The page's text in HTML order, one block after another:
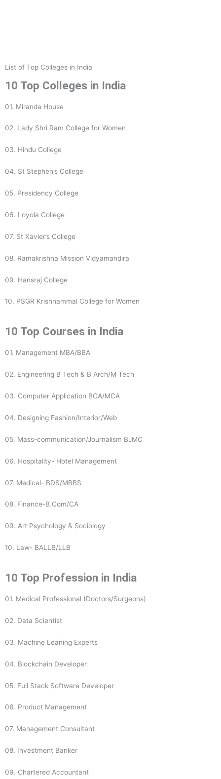
List of Top Colleges in India
10 Top Colleges in India
01. Miranda House
02. Lady Shri Ram College for Women
03. Hindu College
04. St Stephen’s College
05. Presidency College
06. Loyola College
07. St Xavier’s College
08. Ramakrishna Mission Vidyamandira
09. Hansraj College
10. PSGR Krishnammal College for Women
10 Top Courses in India
01. Management MBA/BBA
02. Engineering B Tech & B Arch/M Tech
03. Computer Application BCA/MCA
04. Designing Fashion/Interior/Web
05. Mass-communication/Journalism BJMC
06. Hospitality- Hotel Management
07. Medical- BDS/MBBS
08. Finance-B.Com/CA
09. Art Psychology & Sociology
10. Law- BALLB/LLB
10 Top Profession in India
01. Medical Professional (Doctors/Surgeons)
02. Data Scientist
03. Machine Leaning Experts
04. Blockchain Developer
05. Full Stack Software Developer
06. Product Management
07. Management Consultant
08. Investment Banker
09. Chartered Accountant